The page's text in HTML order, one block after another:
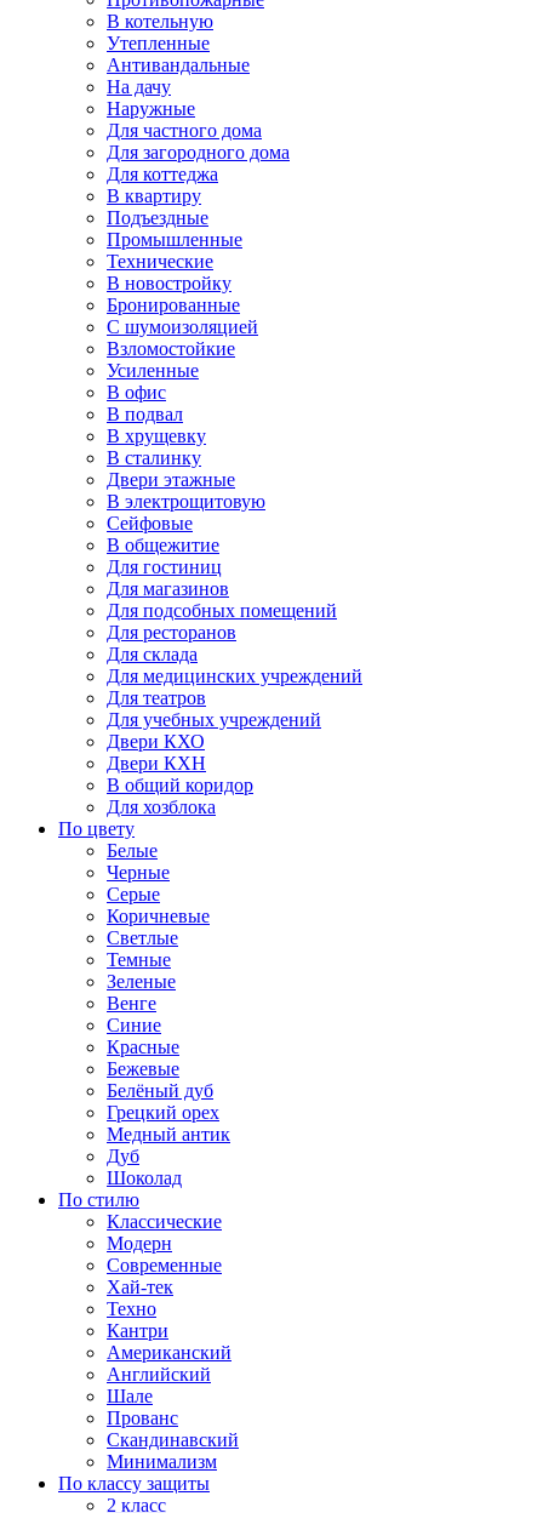
В котельную
Утепленные
Антивандальные
На дачу
Наружные
Для частного дома
Для загородного дома
Для коттеджа
В квартиру
Подъездные
Промышленные
Технические
В новостройку
Бронированные
С шумоизоляцией
Взломостойкие
Усиленные
В офис
В подвал
В хрущевку
В сталинку
Двери этажные
В электрощитовую
Сейфовые
В общежитие
Для гостиниц
Для магазинов
Для подсобных помещений
Для ресторанов
Для склада
Для медицинских учреждений
Для театров
Для учебных учреждений
Двери КХО
Двери КХН
В общий коридор
Для хозблока
По цвету
Белые
Черные
Серые
Коричневые
Светлые
Темные
Зеленые
Венге
Синие
Красные
Бежевые
Белёный дуб
Грецкий орех
Медный антик
Дуб
Шоколад
По стилю
Классические
Модерн
Современные
Хай-тек
Техно
Кантри
Американский
Английский
Шале
Прованс
Скандинавский
Минимализм
По классу защиты
2 класс